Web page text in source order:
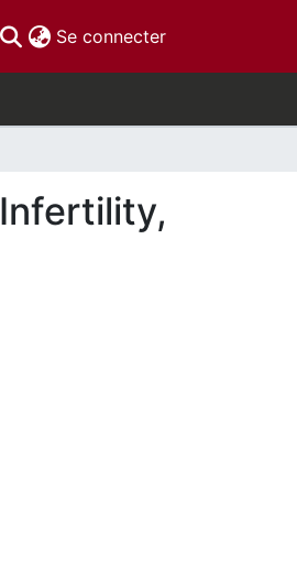
Se connecter(current)